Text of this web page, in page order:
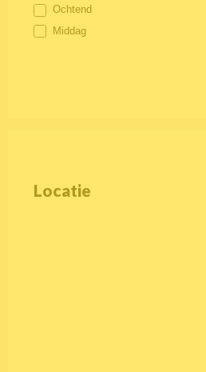
Ochtend
Middag
Locatie